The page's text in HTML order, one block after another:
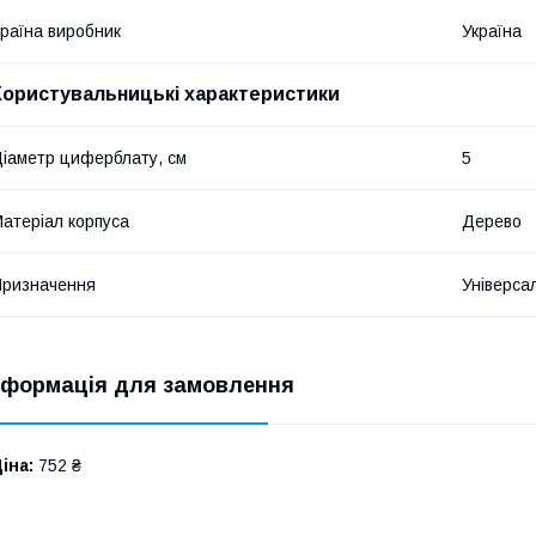
виробник Україна
характеристики
циферблату, см 5
корпуса Дерево
для замовлення
752 ₴